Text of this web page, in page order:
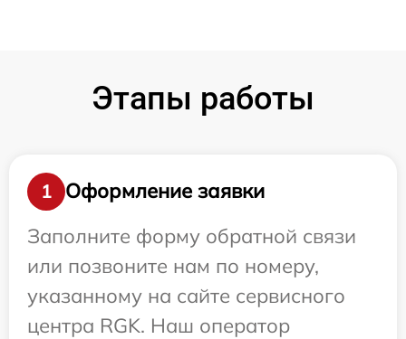
Этапы работы
1
Оформление заявки
Заполните форму обратной связи
или позвоните нам по номеру,
указанному на сайте сервисного
центра RGK. Наш оператор